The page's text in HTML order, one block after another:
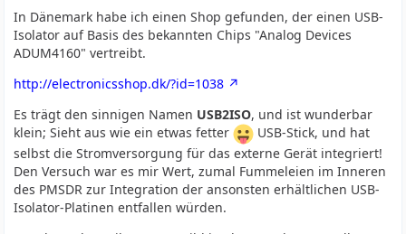
In Dänemark habe ich einen Shop gefunden, der einen USB-
Isolator auf Basis des bekannten Chips "Analog Devices
ADUM4160" vertreibt.
http://electronicsshop.dk/?id=1038
Es trägt den sinnigen Namen USB2ISO, und ist wunderbar
klein; Sieht aus wie ein etwas fetter
USB-Stick, und hat
selbst die Stromversorgung für das externe Gerät integriert!
Den Versuch war es mir Wert, zumal Fummeleien im Inneren
des PMSDR zur Integration der ansonsten erhältlichen USB-
Isolator-Platinen entfallen würden.